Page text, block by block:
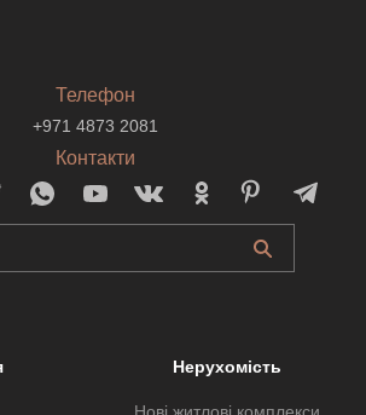
Телефон
+971 4873 2081
Контакти
Нерухомість
Нові житлові комплекси